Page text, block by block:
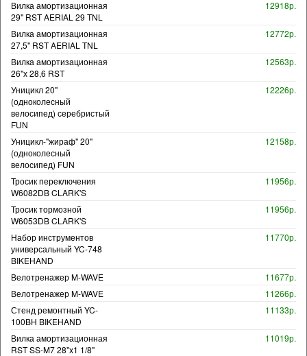
Вилка амортизационная
29" RST AERIAL 29 TNL
12918р.
Вилка амортизационная
27,5" RST AERIAL TNL
12772р.
Вилка амортизационная
26"х 28,6 RST
12563р.
Уницикл 20"
(одноколесный
велосипед) серебристый
FUN
12226р.
Уницикл-"жираф" 20"
(одноколесный
велосипед) FUN
12158р.
Тросик переключения
W6082DB CLARK'S
11956р.
Тросик тормозной
W6053DB CLARK'S
11956р.
Набор инструментов
универсальный YC-748
BIKEHAND
11770р.
Велотренажер M-WAVE
11677р.
Велотренажер M-WAVE
11266р.
Стенд ремонтный YC-
100BH BIKEHAND
11133р.
Вилка амортизационная
RST SS-M7 28"х1 1/8"
11019р.